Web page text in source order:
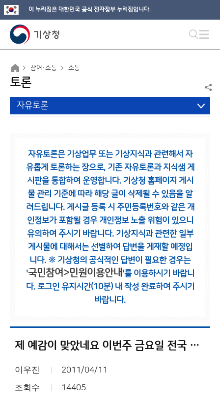
이 누리집은 대한민국 공식 전자정부 누리집입니다.
참여·소통 소통
토론
자유토론
자유토론은 기상업무 또는 기상지식과 관련해서 자
유롭게 토론하는 장으로, 기존 자유토론과 지식샘 게
시판을 통합하여 운영합니다. 기상청 홈페이지 게시
물 관리 기준에 따라 해당 글이 삭제될 수 있음을 알
려드립니다. 게시글 등록 시 주민등록번호와 같은 개
인정보가 포함될 경우 개인정보 노출 위험이 있으니
유의하여 주시기 바랍니다. 기상지식과 관련한 일부
게시물에 대해서는 선별하여 답변을 게재할 예정입
니다. ※ 기상청의 공식적인 답변이 필요한 경우는
'국민참여>민원이용안내 '를 이용하시기 바랍니
다. 로그인 유지시간(10분) 내 작성 완료하여 주시기
바랍니다.
제 예감이 맞았네요 이번주 금요일 전국 비소식 ㅎㅎ
이우진 2011/04/11
조회수 14405